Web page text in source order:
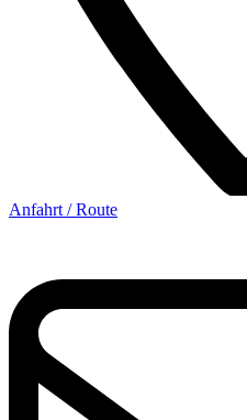
Anfahrt / Route